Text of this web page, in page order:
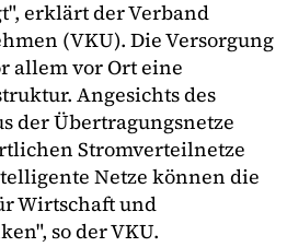
erklärt der Verband
(VKU). Die Versorgung
allem vor Ort eine
Angesichts des
der Übertragungsnetze
Stromverteilnetze
Netze können die
Wirtschaft und
so der VKU.